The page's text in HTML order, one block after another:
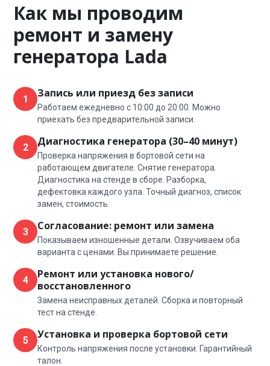
Как мы проводим
ремонт и замену
генератора Lada
1 Запись или приезд без записи
Работаем ежедневно с 10:00 до 20:00. Можно
приехать без предварительной записи.
2 Диагностика генератора (30–40 минут)
Проверка напряжения в бортовой сети на
работающем двигателе. Снятие генератора.
Диагностика на стенде в сборе. Разборка,
дефектовка каждого узла. Точный диагноз, список
замен, стоимость.
3 Согласование: ремонт или замена
Показываем изношенные детали. Озвучиваем оба
варианта с ценами. Вы принимаете решение.
4
Ремонт или установка нового/
восстановленного
Замена неисправных деталей. Сборка и повторный
тест на стенде.
5 Установка и проверка бортовой сети
Контроль напряжения после установки. Гарантийный
талон.